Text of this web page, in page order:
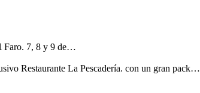
Faro. 7, 8 y 9 de…
Restaurante La Pescadería. con un gran pack…